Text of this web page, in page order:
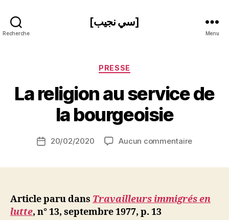
Recherche
[سي نجيب]
Menu
Catégories
PRESSE
La religion au service de
la bourgeoisie
de
a
S
N
Date20/02/2020 Aucun commentairesur
de
Article paru dans Travailleurs immigrés en
lutte, n° 13, septembre 1977, p. 13